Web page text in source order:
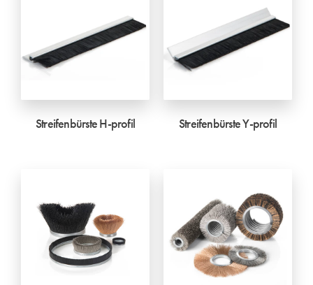
Streifenbürste H-profil Streifenbürste Y-profil